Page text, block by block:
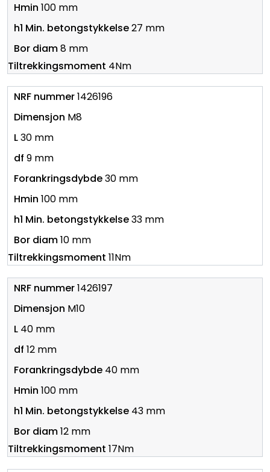
100 mm
27 mm
8 mm
4Nm
1426196
M8
30 mm
9 mm
30 mm
100 mm
33 mm
10 mm
11Nm
1426197
M10
40 mm
12 mm
40 mm
100 mm
43 mm
12 mm
17Nm